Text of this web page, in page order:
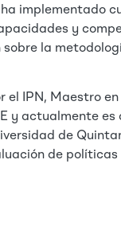
implementado
y
la
el IPN, Maestro
y actualmente
de
de políticas